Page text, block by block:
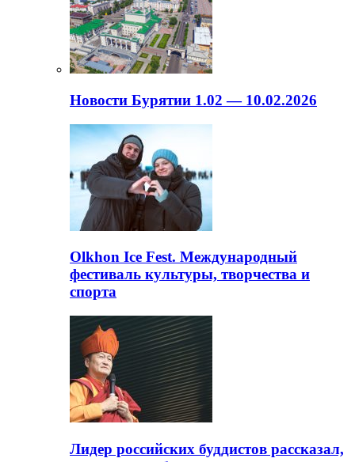
Новости Бурятии 1.02 — 10.02.2026
Olkhon Ice Fest. Международный
фестиваль культуры, творчества и
спорта
Лидер российских буддистов рассказал,